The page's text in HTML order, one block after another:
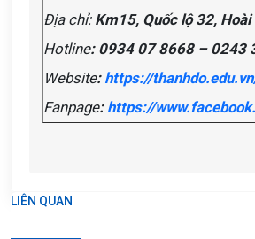
Địa chỉ: Km15, Quốc lộ 32,
Hotline: 0934 07 8668 – 0243
Website: https://
Fanpage: https://
LIÊN QUAN